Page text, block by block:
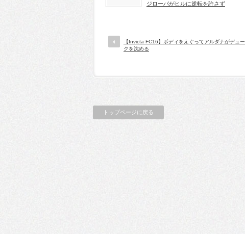
ジローバがヒルに逆転を許さず
【Invicta FC16】ボディをえぐってアルダナがデュー
クを沈める
トップページに戻る